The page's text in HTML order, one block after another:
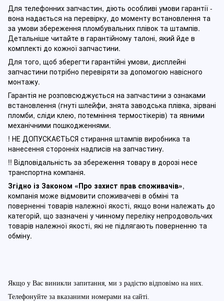
Для телефонних запчастин, діють особливі умови гарантії -
вона надається на перевірку, до моменту встановлення та
за умови збереження пломбувальних плівок та штампів.
Детальніше читайте в гарантійному талоні, який йде в
комплекті до кожної запчастини.
Для того, щоб зберегти гарантійні умови, дисплейні
запчастини потрібно перевіряти за допомогою навісного
монтажу.
Гарантія не розповсюджується на запчастини з ознаками
встановлення (гнуті шлейфи, знята заводська плівка, зірвані
пломби, сліди клею, потемніння термостікерів) та явними
механічними пошкодженнями.
! НЕ ДОПУСКАЄТЬСЯ стирання штампів виробника та
нанесення сторонніх надписів на запчастину.
!! Відповідальність за збереження товару в дорозі несе
транспортна компанія.
Згідно із Законом «Про захист прав споживачів»,
компанія може відмовити споживачеві в обміні та
поверненні товарів належної якості, якщо вони належать до
категорій, що зазначені у чинному переліку непродовольчих
товарів належної якості, які не підлягають поверненню та
обміну.
Якщо у Вас виникли запитання, ми з радістю відповімо на них.
Телефонуйте за вказаними номерами на сайті.